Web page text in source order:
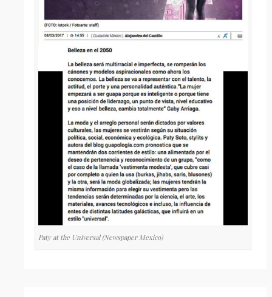
Paty at the Universal (Newspaper Mexico)